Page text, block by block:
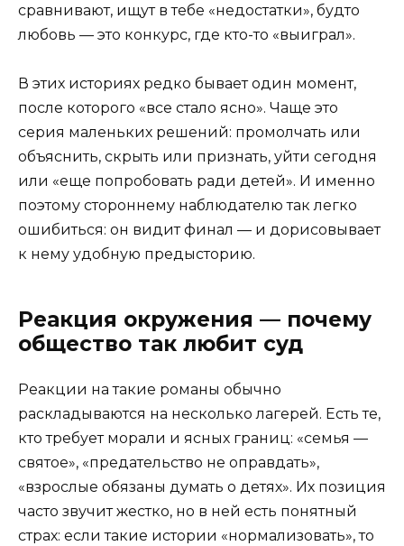
сравнивают, ищут в тебе «недостатки», будто
любовь — это конкурс, где кто-то «выиграл».
В этих историях редко бывает один момент,
после которого «все стало ясно». Чаще это
серия маленьких решений: промолчать или
объяснить, скрыть или признать, уйти сегодня
или «еще попробовать ради детей». И именно
поэтому стороннему наблюдателю так легко
ошибиться: он видит финал — и дорисовывает
к нему удобную предысторию.
Реакция окружения — почему
общество так любит суд
Реакции на такие романы обычно
раскладываются на несколько лагерей. Есть те,
кто требует морали и ясных границ: «семья —
святое», «предательство не оправдать»,
«взрослые обязаны думать о детях». Их позиция
часто звучит жестко, но в ней есть понятный
страх: если такие истории «нормализовать», то